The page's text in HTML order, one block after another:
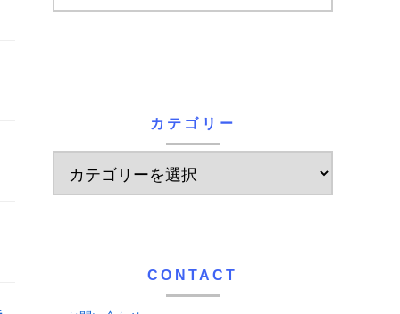
カテゴリー
CONTACT